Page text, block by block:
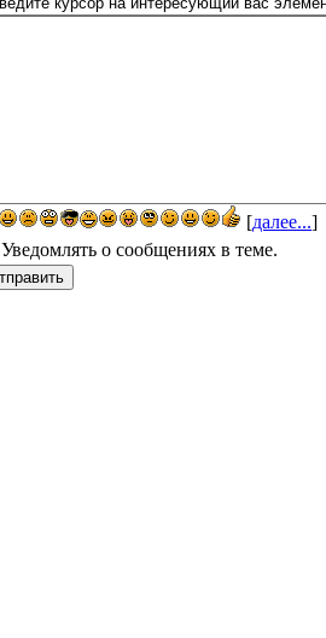
[далее...]
Уведомлять о сообщениях в теме.